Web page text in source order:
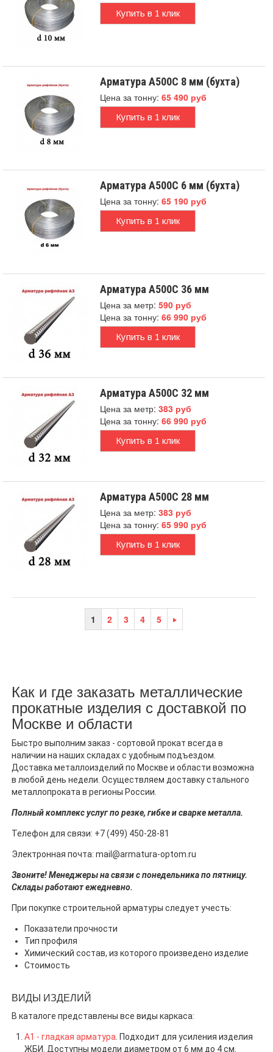
Купить в 1 клик
Арматура А500С 8 мм (бухта)
Цена за тонну:65 490 руб
Купить в 1 клик
Арматура А500С 6 мм (бухта)
Цена за тонну:65 190 руб
Купить в 1 клик
Арматура А500С 36 мм
Цена за метр:590 руб
Цена за тонну:66 990 руб
Купить в 1 клик
Арматура А500С 32 мм
Цена за метр:383 руб
Цена за тонну:66 990 руб
Купить в 1 клик
Арматура А500С 28 мм
Цена за метр:383 руб
Цена за тонну:65 990 руб
Купить в 1 клик
1 2 3 4 5
Как и где заказать металлические
прокатные изделия с доставкой по
Москве и области
Быстро выполним заказ - сортовой прокат всегда в
наличии на наших складах с удобным подъездом.
Доставка металлоизделий по Москве и области возможна
в любой день недели. Осуществляем доставку стального
металлопроката в регионы России.
Полный комплекс услуг по резке, гибке и сварке металла.
Телефон для связи: +7 (499) 450-28-81
Электронная почта: mail@armatura-optom.ru
Звоните! Менеджеры на связи с понедельника по пятницу.
Склады работают ежедневно.
При покупке строительной арматуры следует учесть:
Показатели прочности
Тип профиля
Химический состав, из которого произведено изделие
Стоимость
ВИДЫ ИЗДЕЛИЙ
В каталоге представлены все виды каркаса:
А1 - гладкая арматура . Подходит для усиления изделия
ЖБИ. Доступны модели диаметром от 6 мм до 4 см.